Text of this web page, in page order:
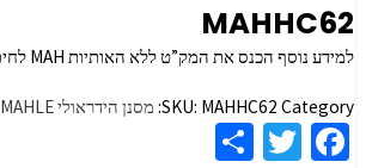
MAHHC62
למידע נוסף הכנס את המק”ט ללא האותיות MAH לחיפוש באתר היצרן
SKU: MAHHC62 Category: מסנן הידראוליMAHLE
Fa
T